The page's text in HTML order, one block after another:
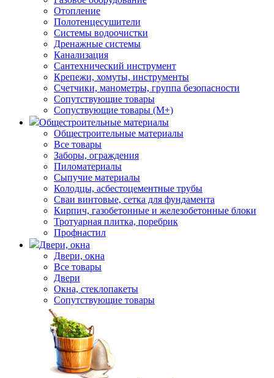
Отопление
Полотенцесушители
Системы водоочистки
Дренажные системы
Канализация
Сантехнический инструмент
Крепежи, хомуты, инструменты
Счетчики, манометры, группа безопасности
Сопутствующие товары
Сопуствующие товары (М+)
Общестроительные материалы
Общестроительные материалы
Все товары
Заборы, ограждения
Пиломатериалы
Сыпучие материалы
Колодцы, асбестоцементные трубы
Сваи винтовые, сетка для фундамента
Кирпич, газобетонные и железобетонные блоки
Тротуарная плитка, поребрик
Профнастил
Двери, окна
Двери, окна
Все товары
Двери
Окна, стеклопакеты
Сопутствующие товары